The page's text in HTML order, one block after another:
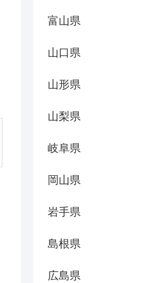
富山県
山口県
山形県
山梨県
岐阜県
岡山県
岩手県
島根県
広島県